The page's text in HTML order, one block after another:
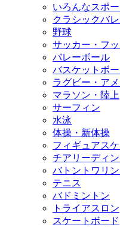
いろんなスポ
クラシックバ
野球
サッカー・フ
バレーボール
バスケットボ
ラグビー・アメ
マラソン・陸上
サーフィン
水泳
体操・新体操
フィギュアスケ
チアリーディ
バトントワリ
テニス
バドミントン
トライアスロン
スケートボード